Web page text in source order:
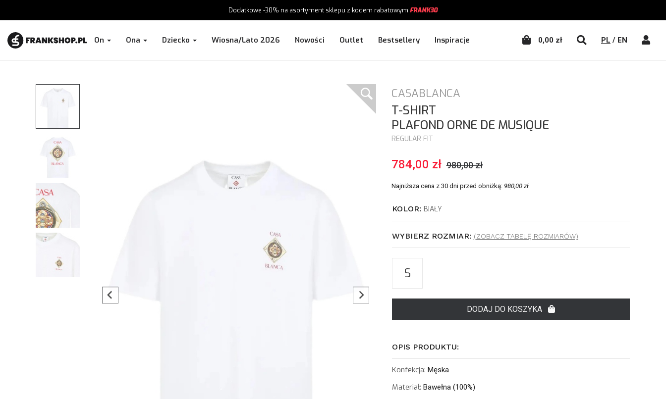
Dodatkowe -30% na asortyment sklepu z kodem rabatowym FRANK30
On Ona Dziecko Wiosna/Lato 2026 Nowości Outlet Bestsellery Inspiracje 0,00 zł PL / EN
CASABLANCA
T-SHIRT
PLAFOND ORNE DE MUSIQUE
REGULAR FIT
784,00 zł 980,00 zł
Najniższa cena z 30 dni przed obniżką: 980,00 zł
KOLOR: BIAŁY
WYBIERZ ROZMIAR: (ZOBACZ TABELĘ ROZMIARÓW)
S
DODAJ DO KOSZYKA
OPIS PRODUKTU:
Konfekcja: Męska
Materiał: Bawełna (100%)